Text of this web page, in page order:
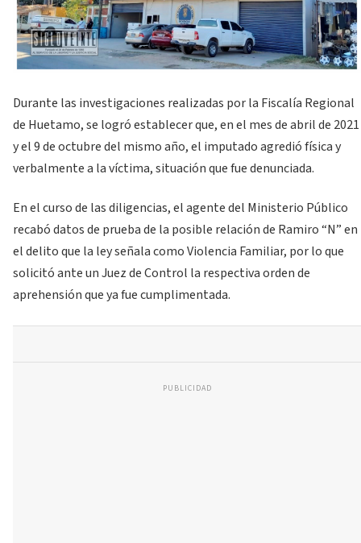
Durante las investigaciones realizadas por la Fiscalía Regional
de Huetamo, se logró establecer que, en el mes de abril de 2021
y el 9 de octubre del mismo año, el imputado agredió física y
verbalmente a la víctima, situación que fue denunciada.
En el curso de las diligencias, el agente del Ministerio Público
recabó datos de prueba de la posible relación de Ramiro “N” en
el delito que la ley señala como Violencia Familiar, por lo que
solicitó ante un Juez de Control la respectiva orden de
aprehensión que ya fue cumplimentada.
PUBLICIDAD